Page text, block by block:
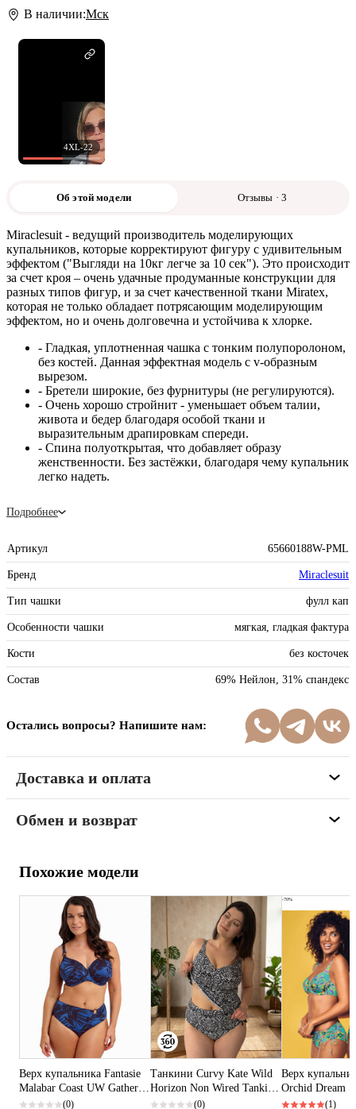
В наличии:Мск
4XL-22
Об этой модели Отзывы · 3
Miraclesuit - ведущий производитель моделирующих
купальников, которые корректируют фигуру с удивительным
эффектом ("Выгляди на 10кг легче за 10 сек"). Это происходит
за счет кроя – очень удачные продуманные конструкции для
разных типов фигур, и за счет качественной ткани Miratex,
которая не только обладает потрясающим моделирующим
эффектом, но и очень долговечна и устойчива к хлорке.
- Гладкая, уплотненная чашка с тонким полупоролоном,
без костей. Данная эффектная модель с v-образным
вырезом.
- Бретели широкие, без фурнитуры (не регулируются).
- Очень хорошо стройнит - уменьшает объем талии,
живота и бедер благодаря особой ткани и
выразительным драпировкам спереди.
- Спина полуоткрытая, что добавляет образу
женственности. Без застёжки, благодаря чему купальник
легко надеть.
Подробнее
Артикул 65660188W-PML
Бренд Miraclesuit
Тип чашки фулл кап
Особенности чашки мягкая, гладкая фактура
Кости без косточек
Состав 69% Нейлон, 31% спандекс
Остались вопросы? Напишите нам:
Доставка и оплата
Обмен и возврат
Похожие модели
Верх купальника Fantasie
Malabar Coast UW Gathered
Full Cup Bikini Top
(0)
Танкини Сurvy Kate Wild
Horizon Non Wired Tankini
Top (Black Print)
(0)
-70%
Верх
Orchid Dream
Top (Green)
(1)